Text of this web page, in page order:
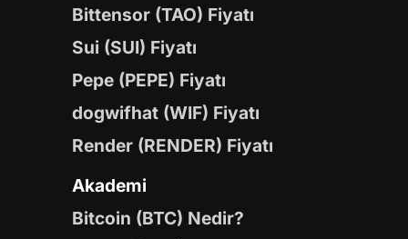
Bittensor (TAO) Fiyatı
Sui (SUI) Fiyatı
Pepe (PEPE) Fiyatı
dogwifhat (WIF) Fiyatı
Render (RENDER) Fiyatı
Akademi
Bitcoin (BTC) Nedir?